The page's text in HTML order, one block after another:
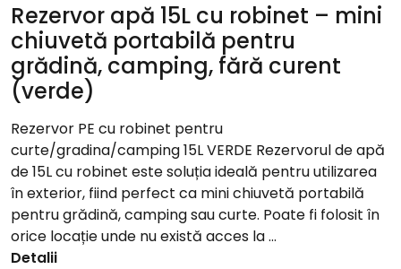
Rezervor apă 15L cu robinet – mini
chiuvetă portabilă pentru
grădină, camping, fără curent
(verde)
Rezervor PE cu robinet pentru
curte/gradina/camping 15L VERDE Rezervorul de apă
de 15L cu robinet este soluția ideală pentru utilizarea
în exterior, fiind perfect ca mini chiuvetă portabilă
pentru grădină, camping sau curte. Poate fi folosit în
orice locație unde nu există acces la ...
Detalii